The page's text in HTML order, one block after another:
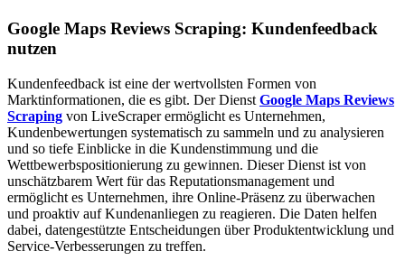
Google Maps Reviews Scraping: Kundenfeedback
nutzen
Kundenfeedback ist eine der wertvollsten Formen von
Marktinformationen, die es gibt. Der Dienst Google Maps Reviews
Scraping von LiveScraper ermöglicht es Unternehmen,
Kundenbewertungen systematisch zu sammeln und zu analysieren
und so tiefe Einblicke in die Kundenstimmung und die
Wettbewerbspositionierung zu gewinnen. Dieser Dienst ist von
unschätzbarem Wert für das Reputationsmanagement und
ermöglicht es Unternehmen, ihre Online-Präsenz zu überwachen
und proaktiv auf Kundenanliegen zu reagieren. Die Daten helfen
dabei, datengestützte Entscheidungen über Produktentwicklung und
Service-Verbesserungen zu treffen.